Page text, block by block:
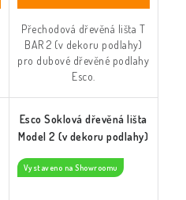
Přechodová dřevěná lišta T
BAR 2 (v dekoru podlahy)
pro dubové dřevěné podlahy
Esco.
Esco Soklová dřevěná lišta
Model 2 (v dekoru podlahy)
Vystaveno na Showroomu